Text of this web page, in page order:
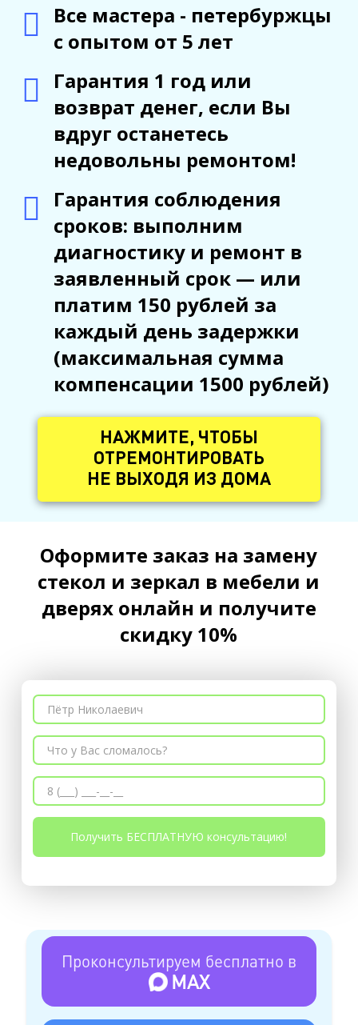
Все мастера - петербуржцы
с опытом от 5 лет
Гарантия 1 год или
возврат денег, если Вы
вдруг останетесь
недовольны ремонтом!
Гарантия соблюдения
сроков: выполним
диагностику и ремонт в
заявленный срок — или
платим 150 рублей за
каждый день задержки
(максимальная сумма
компенсации 1500 рублей)
НАЖМИТЕ, ЧТОБЫ
ОТРЕМОНТИРОВАТЬ
НЕ ВЫХОДЯ ИЗ ДОМА
Оформите заказ на замену
стекол и зеркал в мебели и
дверях онлайн и получите
скидку 10%
Проконсультируем бесплатно в
MAX